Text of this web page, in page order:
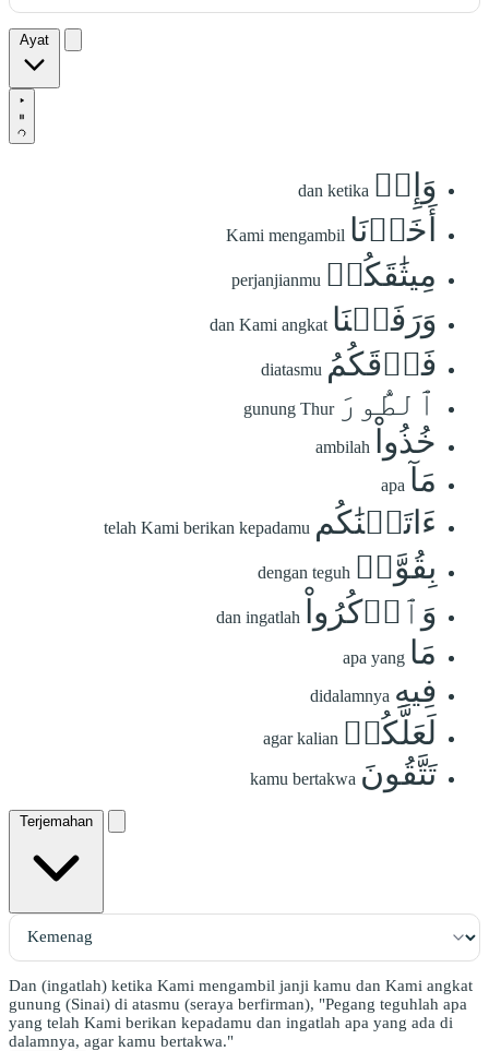
Ayat
وَإِذۡ dan ketika
أَخَذۡنَا Kami mengambil
مِيثَٰقَكُمۡ perjanjianmu
وَرَفَعۡنَا dan Kami angkat
فَوۡقَكُمُ diatasmu
ٱلطُّورَ gunung Thur
خُذُواْ ambilah
مَآ apa
ءَاتَيۡنَٰكُم telah Kami berikan kepadamu
بِقُوَّةٖ dengan teguh
وَٱذۡكُرُواْ dan ingatlah
مَا apa yang
فِيهِ didalamnya
لَعَلَّكُمۡ agar kalian
تَتَّقُونَ kamu bertakwa
Terjemahan
Dan (ingatlah) ketika Kami mengambil janji kamu dan Kami angkat
gunung (Sinai) di atasmu (seraya berfirman), "Pegang teguhlah apa
yang telah Kami berikan kepadamu dan ingatlah apa yang ada di
dalamnya, agar kamu bertakwa."